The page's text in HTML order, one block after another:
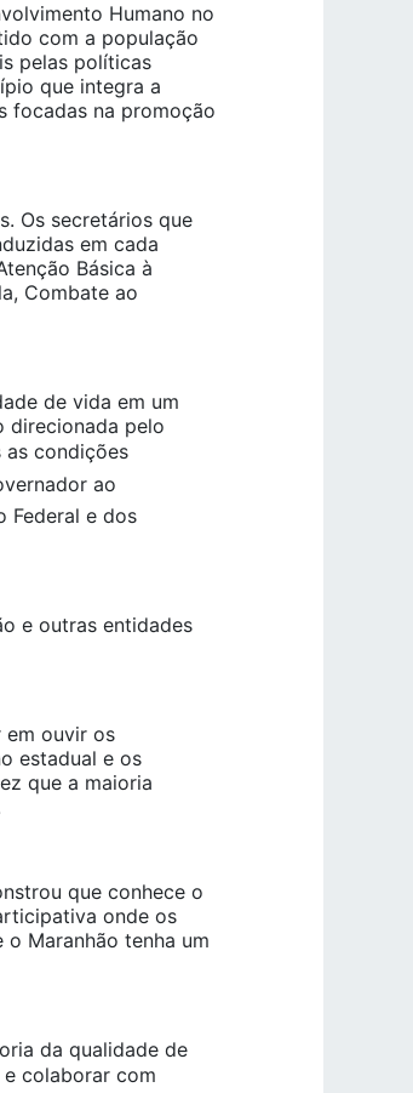
Humano no
com a população
pelas políticas
que integra a
focadas na promoção
Os secretários que
em cada
Básica à
Combate ao
de vida em um
direcionada pelo
as condições
ao
Federal e dos
e outras entidades
em ouvir os
estadual e os
que a maioria
que conhece o
onde os
Maranhão tenha um
da qualidade de
e colaborar com